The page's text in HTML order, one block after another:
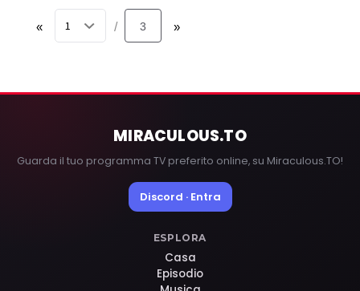
« / 3 »
MIRACULOUS.TO
Guarda il tuo programma TV preferito online, su Miraculous.TO!
Discord · Entra
ESPLORA
Casa
Episodio